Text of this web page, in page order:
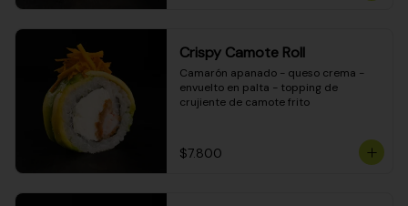
Crispy Camote Roll
Camarón apanado - queso crema -
envuelto en palta - topping de
crujiente de camote frito
$7.800